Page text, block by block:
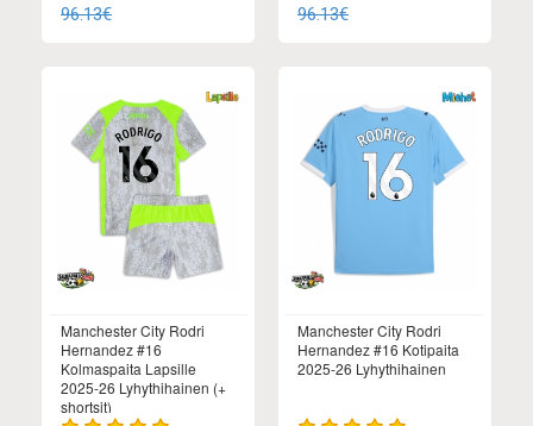
96.13€ 96.13€
Manchester City Rodri
Hernandez #16
Kolmaspaita Lapsille
2025-26 Lyhythihainen (+
shortsit)
Manchester City Rodri
Hernandez #16 Kotipaita
2025-26 Lyhythihainen